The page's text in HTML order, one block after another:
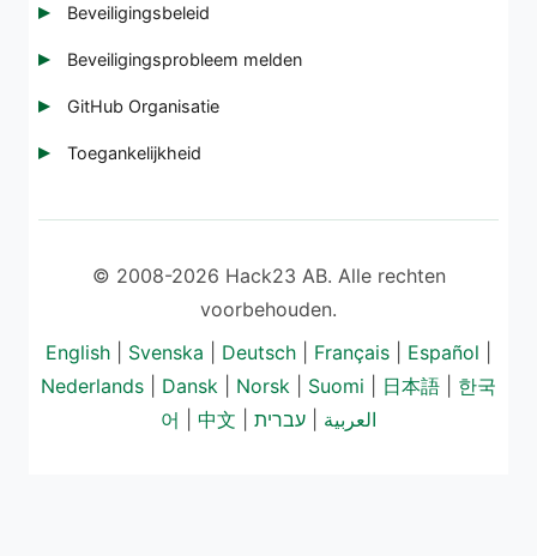
Beveiligingsbeleid
Beveiligingsprobleem melden
GitHub Organisatie
Toegankelijkheid
© 2008-2026 Hack23 AB. Alle rechten
voorbehouden.
English
Svenska Deutsch Français Español
Nederlands
Dansk Norsk Suomi 日本語
한국
어
中文 العربية עברית